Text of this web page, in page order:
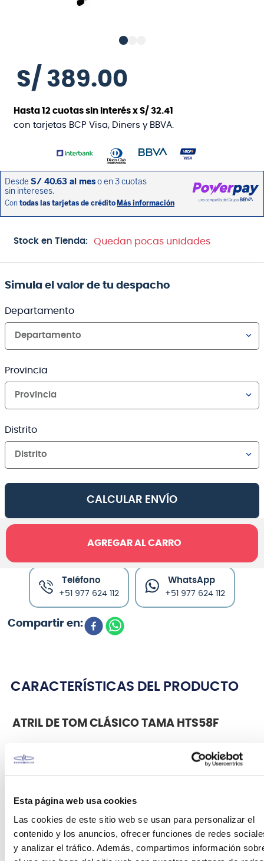
Esta página web usa cookies
Las cookies de este sitio web se usan para personalizar el
contenido y los anuncios, ofrecer funciones de redes
y analizar el tráfico. Además, compartimos información
S/ 389.00
Hasta12 cuotas sin interés xS/ 32.41
con tarjetas BCP Visa, Diners y BBVA.
Stock en Tienda: Quedan pocas unidades
Simula el valor de tu despacho
Departamento
Departamento
Provincia
Provincia
Distrito
Distrito
CALCULAR ENVÍO
AGREGAR AL CARRO
Canales de venta y asesoría
Teléfono
+51 977 624 112
WhatsApp
+51 977 624 112
CARACTERÍSTICAS DEL PRODUCTO
ATRIL DE TOM CLÁSICO TAMA HTS58F
clásico con diseño de base plana que
esto significa que puede colocar este soporte
de trípode en su configuración. El inclinador sin
engranajes mantiene su posición de forma segura
mediante el contacto de metal con metal, a